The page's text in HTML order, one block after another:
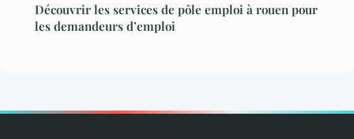
Découvrir les services de pôle emploi à rouen pour
les demandeurs d’emploi